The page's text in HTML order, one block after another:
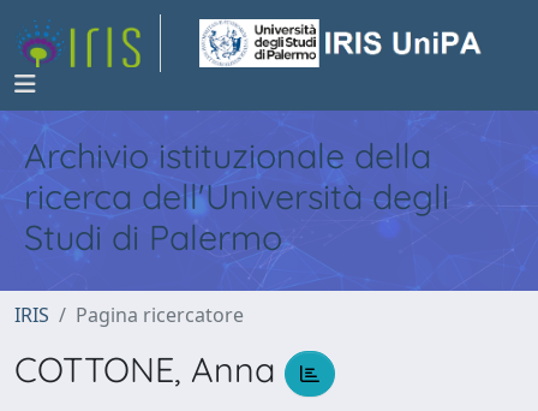
Archivio istituzionale della
ricerca dell'Università degli
Studi di Palermo
IRIS Pagina ricercatore
COTTONE, Anna